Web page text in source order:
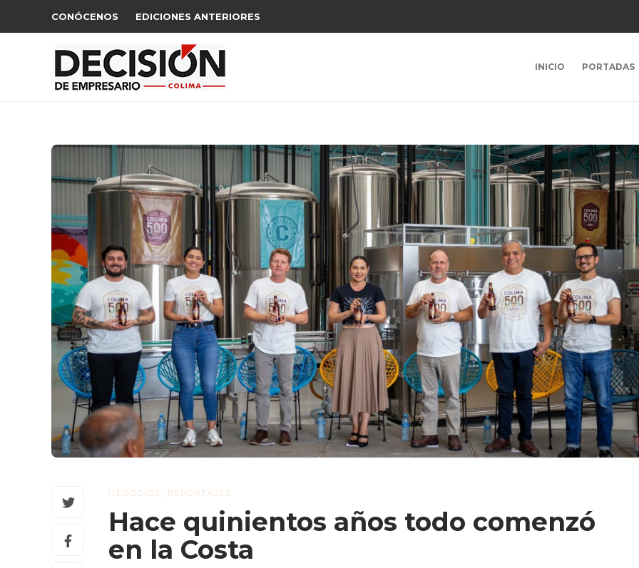
CONÓCENOS EDICIONES ANTERIORES
INICIO PORTADAS
NEGOCIOS REPORTAJES
Hace quinientos años todo comenzó
en la Costa